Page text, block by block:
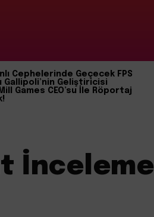
Cephelerinde Geçecek FPS
Gallipoli’nin Geliştiricisi
Games CEO’su İle Röportaj
İnceleme